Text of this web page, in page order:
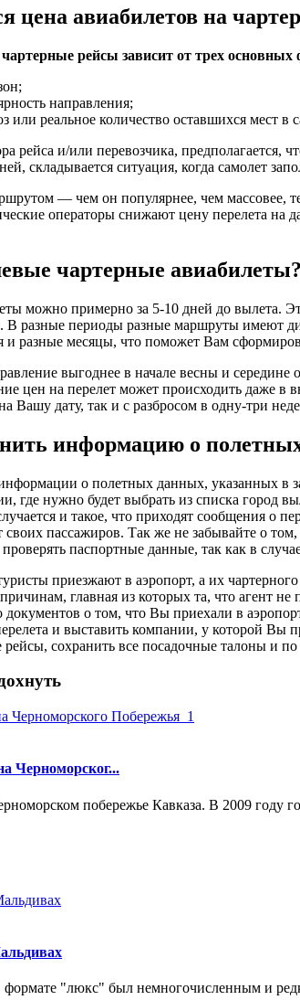
цена авиабилетов на
рейсы зависит от трех основных
направления;
или реальное количество оставшихся мест в
рейса и/или перевозчика, предполагается,
складывается ситуация, когда самолет
— чем он популярнее, чем массовее,
операторы снижают цену перелета на
чартерные
можно примерно за 5-10 дней до вылета.
В разные периоды разные маршруты имеют
и разные месяцы, что поможет Вам
выгоднее в начале весны и середине
цен на перелет может происходить даже
Вашу дату, так и с разбросом в одну-три
информацию о
о полетных данных, указанных
где нужно будет выбрать из списка город
и такое, что приходят сообщения о
пассажиров. Так же не забывайте о
паспортные данные, так как в
приезжают в аэропорт, а их
главная из которых та, что агент
документов о том, что Вы приехали в
и выставить компании, у которой
сохранить все посадочные талоны и
Черноморског...
побережье Кавказа. В 2009 году
"люкс" был немногочисленным и